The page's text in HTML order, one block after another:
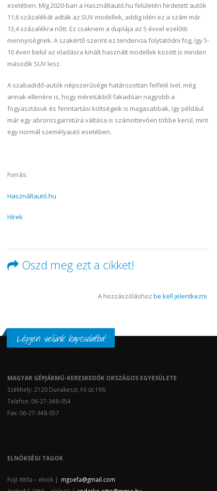
esetében. Míg 2020-ban a Használtautó.hu felületén hirdetett autók
11,6 százalékát adták az SUV modellek, addig idén ez a szám már
13,4 százalékra nőtt. Ez csaknem a duplája az 5 évvel ezelőtti
mennyiségnek. A szakértő szerint ez tendencia folytatódni fog, így 5-
10 éven belül az eladásra kínált használt modellek között is minden
második SUV lesz.
A szabadidő-autók népszerűsége határozottan felfelé ível, még
annak ellenére is, hogy méretükből fakadóan nagyobb a
fogyasztásuk és fenntartási költségeik is magasabbak, így például
már egy abroncsgarnitúra váltása is számottevően többe kerül, mint
egy normál személyautó esetében.
Forrás:
Használtautó.hu
Hírek
Oszd meg ezt a cikket!
A hozzászóláshoz be kell jelentkezni
Lépjen velünk kapcsolatba!
MAGYAR GÉPJÁRMŰ-KERESKEDŐK ORSZÁGOS EGYESÜLETE
Székhely: 2120 Dunakeszi, Fő út.196.
Telefon: 06-27-348-054
Fax: 06-27-348-057
ELNÖKSÉGI TAGOK
Fojt Attila – elnök | mgoefa@gmail.com